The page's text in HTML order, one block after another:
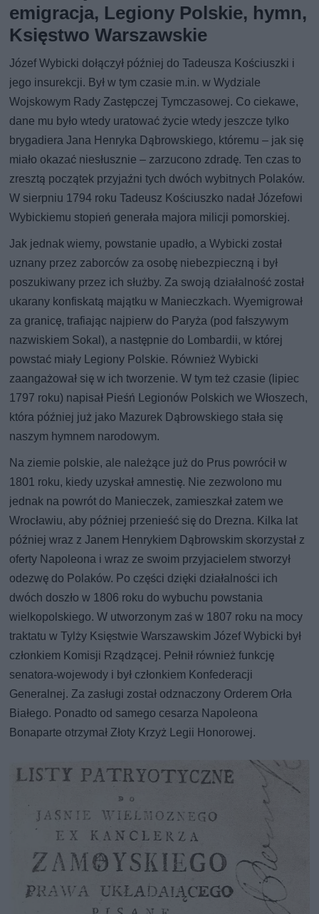
emigracja, Legiony Polskie, hymn,
Księstwo Warszawskie
Józef Wybicki dołączył później do Tadeusza Kościuszki i
jego insurekcji. Był w tym czasie m.in. w Wydziale
Wojskowym Rady Zastępczej Tymczasowej. Co ciekawe,
dane mu było wtedy uratować życie wtedy jeszcze tylko
brygadiera Jana Henryka Dąbrowskiego, któremu – jak się
miało okazać niesłusznie – zarzucono zdradę. Ten czas to
zresztą początek przyjaźni tych dwóch wybitnych Polaków.
W sierpniu 1794 roku Tadeusz Kościuszko nadał Józefowi
Wybickiemu stopień generała majora milicji pomorskiej.
Jak jednak wiemy, powstanie upadło, a Wybicki został
uznany przez zaborców za osobę niebezpieczną i był
poszukiwany przez ich służby. Za swoją działalność został
ukarany konfiskatą majątku w Manieczkach. Wyemigrował
za granicę, trafiając najpierw do Paryża (pod fałszywym
nazwiskiem Sokal), a następnie do Lombardii, w której
powstać miały Legiony Polskie. Również Wybicki
zaangażował się w ich tworzenie. W tym też czasie (lipiec
1797 roku) napisał Pieśń Legionów Polskich we Włoszech,
która później już jako Mazurek Dąbrowskiego stała się
naszym hymnem narodowym.
Na ziemie polskie, ale należące już do Prus powrócił w
1801 roku, kiedy uzyskał amnestię. Nie zezwolono mu
jednak na powrót do Manieczek, zamieszkał zatem we
Wrocławiu, aby później przenieść się do Drezna. Kilka lat
później wraz z Janem Henrykiem Dąbrowskim skorzystał z
oferty Napoleona i wraz ze swoim przyjacielem stworzył
odezwę do Polaków. Po części dzięki działalności ich
dwóch doszło w 1806 roku do wybuchu powstania
wielkopolskiego. W utworzonym zaś w 1807 roku na mocy
traktatu w Tylży Księstwie Warszawskim Józef Wybicki był
członkiem Komisji Rządzącej. Pełnił również funkcję
senatora-wojewody i był członkiem Konfederacji
Generalnej. Za zasługi został odznaczony Orderem Orła
Białego. Ponadto od samego cesarza Napoleona
Bonaparte otrzymał Złoty Krzyż Legii Honorowej.